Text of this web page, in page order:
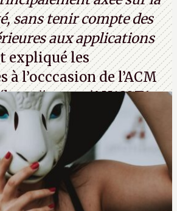
sans tenir compte des
aux applications
expliqué les
l’occcasion de l’ACM
http://cpc.cx/AH432T1
photo : Pexels - Tyler